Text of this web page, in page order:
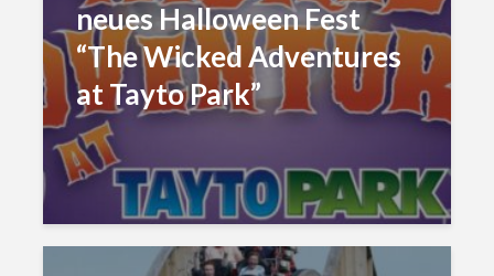
neues Halloween Fest
“The Wicked Adventures
at Tayto Park”